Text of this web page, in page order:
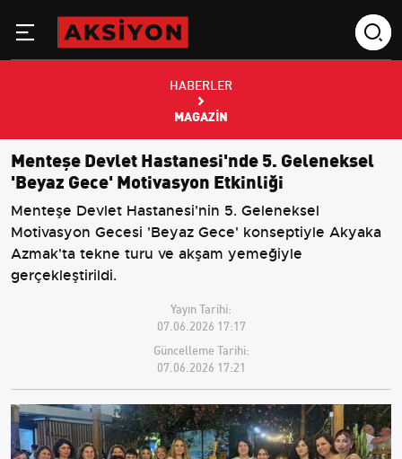
HABERLER
MAGAZIN
Menteşe Devlet Hastanesi'nde 5. Geleneksel
'Beyaz Gece' Motivasyon Etkinliği
Menteşe Devlet Hastanesi'nin 5. Geleneksel
Motivasyon Gecesi 'Beyaz Gece' konseptiyle Akyaka
Azmak'ta tekne turu ve akşam yemeğiyle
gerçekleştirildi.
Yayın Tarihi:
07.06.2026 17:17
Güncelleme Tarihi:
07.06.2026 17:21